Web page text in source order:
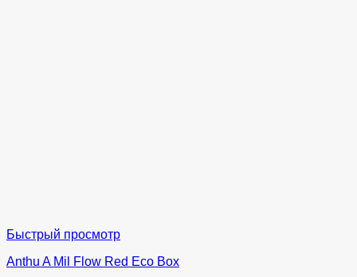
Быстрый просмотр
Anthu A Mil Flow Red Eco Box